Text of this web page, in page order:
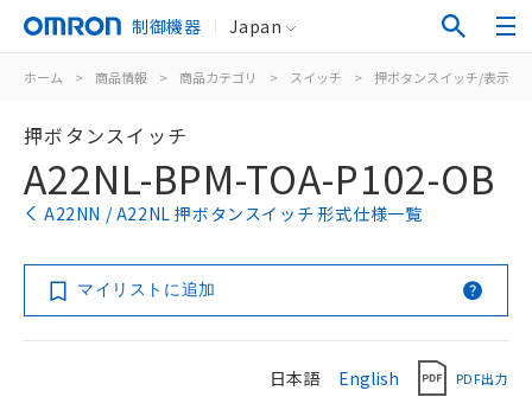
制御機器 Japan
ホーム > 商品情報 > 商品カテゴリ > スイッチ > 押ボタンスイッチ/表示灯
押ボタンスイッチ
A22NL-BPM-TOA-P102-OB
A22NN / A22NL 押ボタンスイッチ 形式仕様一覧
マイリストに追加
日本語 English PDF出力